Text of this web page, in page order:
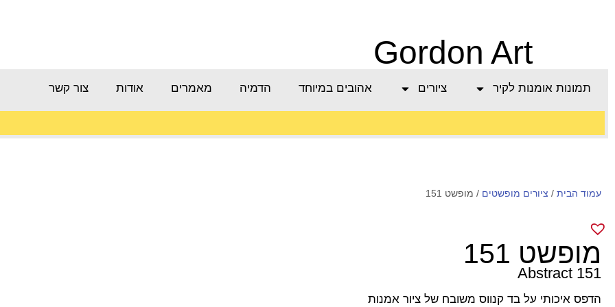
Gordon Art
תמונות אומנות לקיר ציורים אהובים במיוחד הדמיה מאמרים אודות צור קשר
מעל 800 ש"ח
עמוד הבית / ציורים מופשטים / מופשט 151
מופשט 151
Abstract 151
הדפס איכותי על בד קנווס משובח של ציור אמנות